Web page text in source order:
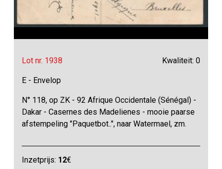
Lot nr. 1938 Kwaliteit: 0
E - Envelop
N° 118, op ZK - 92 Afrique Occidentale (Sénégal) -
Dakar - Casernes des Madelienes - mooie paarse
afstempeling "Paquetbot..", naar Watermael, zm.
Inzetprijs: 12€